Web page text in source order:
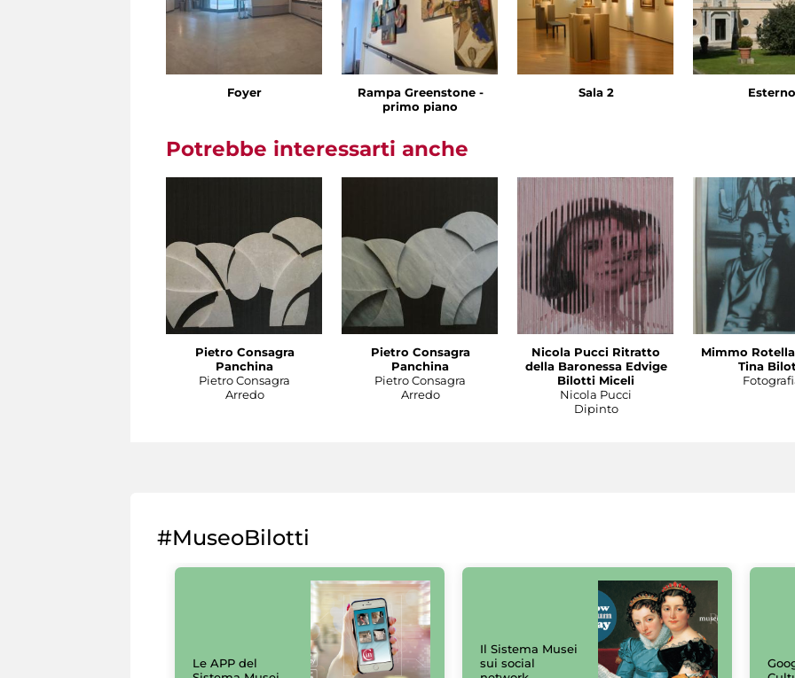
Foyer
Rampa Greenstone -
primo piano
Sala 2 Esterno
Potrebbe interessarti anche
Pietro Consagra
Panchina
Pietro Consagra
Arredo
Pietro Consagra
Panchina
Pietro Consagra
Arredo
Nicola Pucci Ritratto
della Baronessa Edvige
Bilotti Miceli
Nicola Pucci
Dipinto
Mimmo
Tina
#MuseoBilotti
Le APP del
Il Sistema Musei
sui social